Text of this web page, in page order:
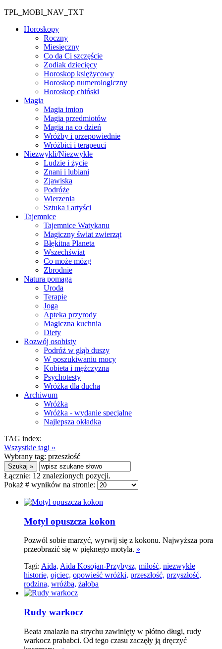
TPL_MOBI_NAV_TXT
Horoskopy
Roczny
Miesięczny
Co da Ci szczęście
Zodiak dziecięcy
Horoskop księżycowy
Horoskop numerologiczny
Horoskop chiński
Magia
Magia imion
Magia przedmiotów
Magia na co dzień
Wróżby i przepowiednie
Wróżbici i terapeuci
Niezwykli/Niezwykłe
Ludzie i życie
Znani i lubiani
Zjawiska
Podróże
Wierzenia
Sztuka i artyści
Tajemnice
Tajemnice Watykanu
Magiczny świat zwierząt
Błękitna Planeta
Wszechświat
Co może mózg
Zbrodnie
Natura pomaga
Uroda
Terapie
Joga
Apteka przyrody
Magiczna kuchnia
Diety
Rozwój osobisty
Podróż w głąb duszy
W poszukiwaniu mocy
Kobieta i mężczyzna
Psychotesty
Wróżka dla ducha
Archiwum
Wróżka
Wróżka - wydanie specjalne
Najlepsza okładka
TAG index:
Wszystkie tagi »
Wybrany tag: przeszłość
Łącznie: 12 znalezionych pozycji.
Pokaż # wyników na stronie:
Motyl opuszcza kokon
Pozwól sobie marzyć, wyrwij się z kokonu. Najwyższa pora
przeobrazić się w pięknego motyla. »
Tagi: Aida, Aida Kosojan-Przybysz, miłość, niezwykłe
historie, ojciec, opowieść wróżki, przeszłość, przyszłość,
rodzina, wróżba, żałoba
Rudy warkocz
Beata znalazła na strychu zawinięty w płótno długi, rudy
warkocz prababci. Od tego czasu zaczęły ją dręczyć